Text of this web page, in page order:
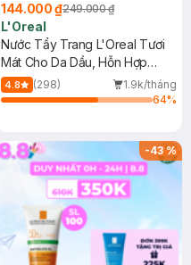
144.000 ₫249.000 ₫
L'Oreal
Nước Tẩy Trang L'Oreal Tươi
Mát Cho Da Dầu, Hỗn Hợp
400ml
4.8 (298)
1.9k/tháng
64%
-43%